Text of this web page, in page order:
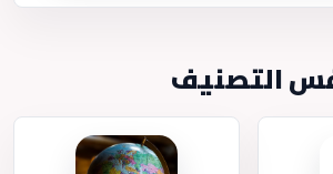
التصنيف